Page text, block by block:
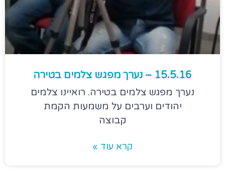
15.5.16 – נערך מפגש צלמים בטירה
נערך מפגש צלמים בטירה. רואיינו צלמים
יהודים וערבים על משמעות הקמת
קבוצה
קרא עוד »